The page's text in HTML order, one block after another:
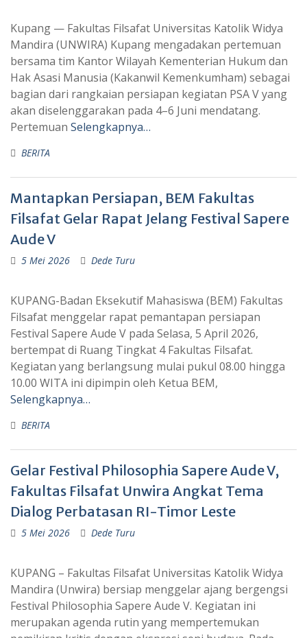
Kupang — Fakultas Filsafat Universitas Katolik Widya
Mandira (UNWIRA) Kupang mengadakan pertemuan
bersama tim Kantor Wilayah Kementerian Hukum dan
Hak Asasi Manusia (Kakanwil Kemenkumham) sebagai
bagian dari rangkaian persiapan kegiatan PSA V yang
akan diselenggarakan pada 4–6 Juni mendatang.
Pertemuan Selengkapnya…
BERITA
Mantapkan Persiapan, BEM Fakultas
Filsafat Gelar Rapat Jelang Festival Sapere
Aude V
5 Mei 2026 Dede Turu
KUPANG-Badan Eksekutif Mahasiswa (BEM) Fakultas
Filsafat menggelar rapat pemantapan persiapan
Festival Sapere Aude V pada Selasa, 5 April 2026,
bertempat di Ruang Tingkat 4 Fakultas Filsafat.
Kegiatan yang berlangsung mulai pukul 08.00 hingga
10.00 WITA ini dipimpin oleh Ketua BEM,
Selengkapnya…
BERITA
Gelar Festival Philosophia Sapere Aude V,
Fakultas Filsafat Unwira Angkat Tema
Dialog Perbatasan RI-Timor Leste
5 Mei 2026 Dede Turu
KUPANG – Fakultas Filsafat Universitas Katolik Widya
Mandira (Unwira) bersiap menggelar ajang bergengsi
Festival Philosophia Sapere Aude V. Kegiatan ini
merupakan agenda rutin yang mempertemukan